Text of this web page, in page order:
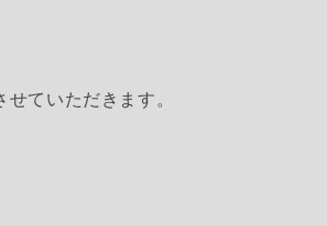
ていただきます。